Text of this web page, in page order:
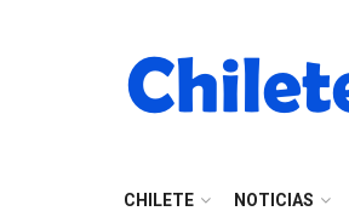
CHILETE NOTICIAS